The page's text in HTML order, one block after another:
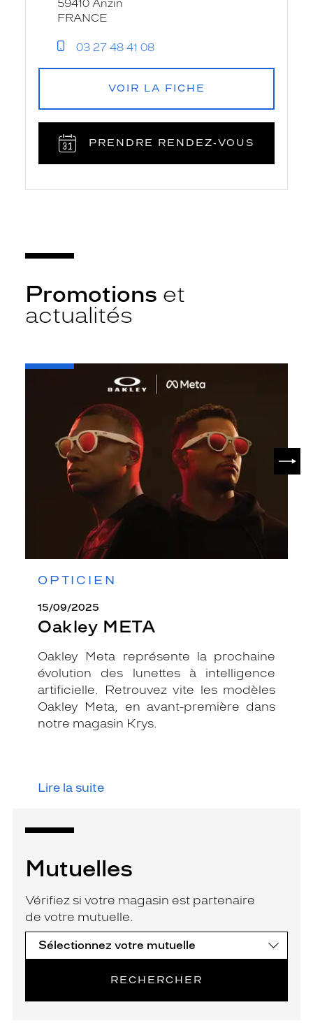
59410 Anzin
FRANCE
03 27 48 41 08
VOIR LA FICHE
PRENDRE RENDEZ‑VOUS
Promotions et
actualités
OPTICIEN
15/09/2025
Oakley META
Oakley Meta représente la prochaine
évolution des lunettes à intelligence
artificielle. Retrouvez vite les modèles
Oakley Meta, en avant-première dans
notre magasin Krys.
Lire la suite
-
Mutuelles
Vérifiez si votre magasin est partenaire
de votre mutuelle.
RECHERCHER